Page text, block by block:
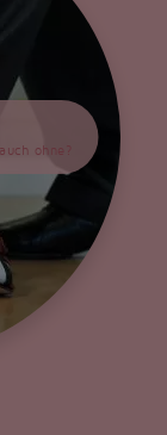
ohne?